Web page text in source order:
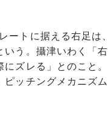
ートに据える右足は、
いう。攝津いわく「右
ズレる」とのこと。
ッチングメカニズム